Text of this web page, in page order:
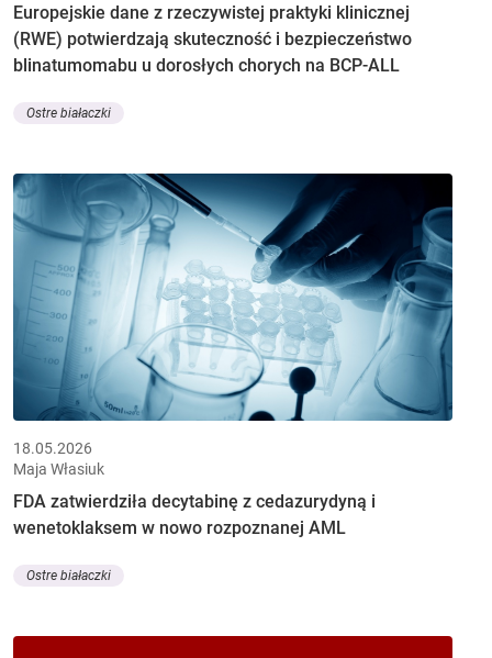
Europejskie dane z rzeczywistej praktyki klinicznej
(RWE) potwierdzają skuteczność i bezpieczeństwo
blinatumomabu u dorosłych chorych na BCP-ALL
Ostre białaczki
18.05.2026
Maja Własiuk
FDA zatwierdziła decytabinę z cedazurydyną i
wenetoklaksem w nowo rozpoznanej AML
Ostre białaczki